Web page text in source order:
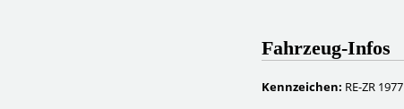
Fahrzeug-Infos
Kennzeichen: RE-ZR 1977